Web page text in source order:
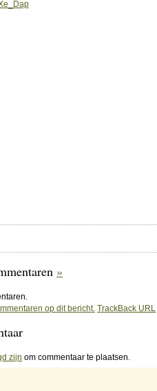
»
op dit bericht. TrackBack URL
zijn om commentaar te plaatsen.